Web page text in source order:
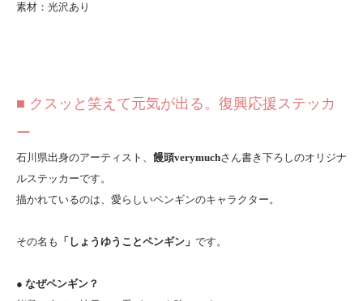
素材：光沢あり
■ クスッと笑えて元気が出る。復興応援ステッカ
ー
石川県出身のアーティスト、 饅頭verymuchさん書き下ろしのオリジナ
ルステッカーです。
描かれているのは、愛らしいペンギンのキャラクター。
その名も 「しょうゆうことペンギン」 です。
● なぜペンギン？